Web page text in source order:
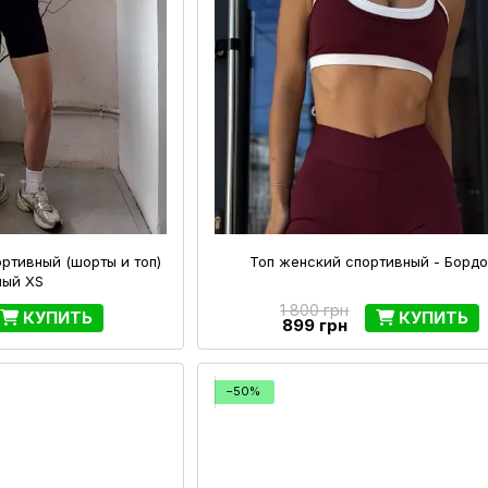
(шорты и топ)
XS
КУПИТЬ
Топ женский спортивный -
1 800 грн
899 грн КУПИТЬ
−50%